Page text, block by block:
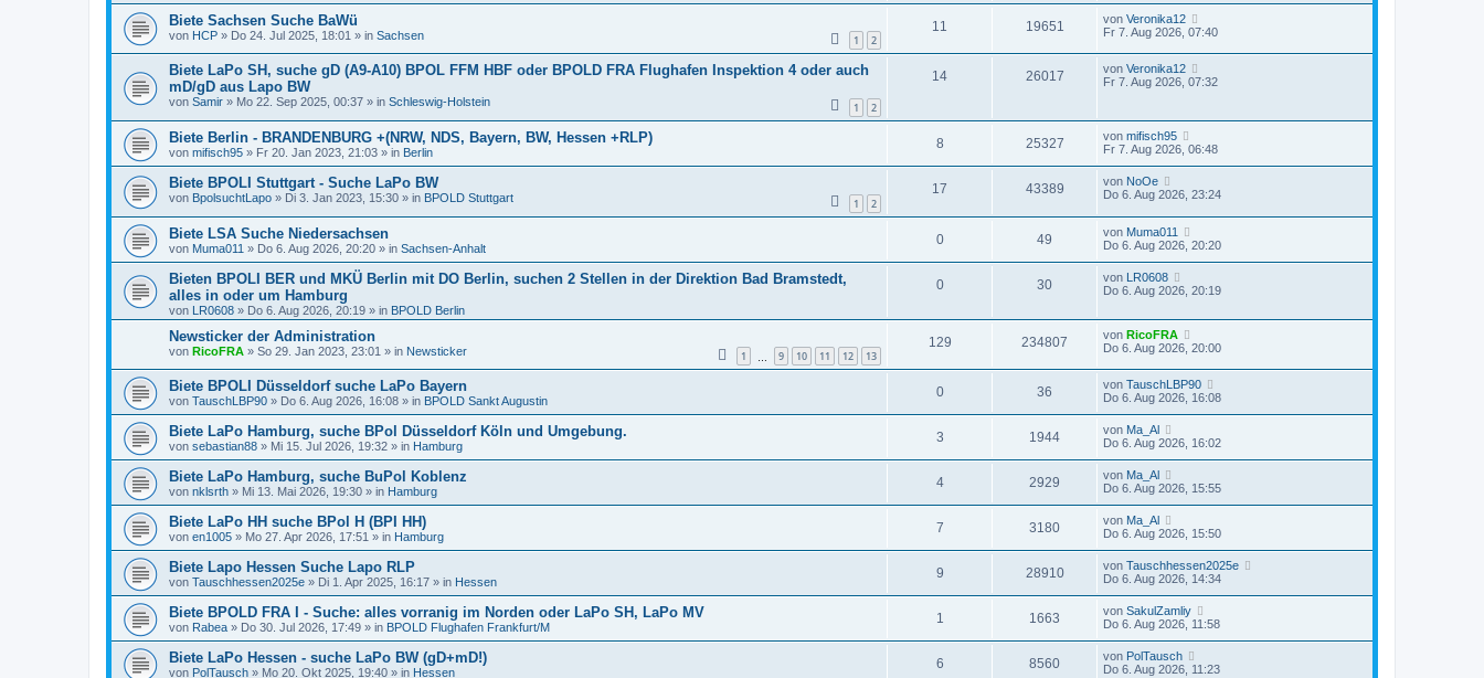
Biete Sachsen Suche BaWü
von HCP » Do 24. Jul 2025, 18:01 » in Sachsen 1 2
11 19651 von Veronika12
Fr 7. Aug 2026, 07:40
Biete LaPo SH, suche gD (A9-A10) BPOL FFM HBF oder BPOLD FRA Flughafen Inspektion 4 oder auch
mD/gD aus Lapo BW
von Samir » Mo 22. Sep 2025, 00:37 » in Schleswig-Holstein 1 2
14 26017 von Veronika12
Fr 7. Aug 2026, 07:32
Biete Berlin - BRANDENBURG +(NRW, NDS, Bayern, BW, Hessen +RLP)
von mifisch95 » Fr 20. Jan 2023, 21:03 » in Berlin
8 25327 von mifisch95
Fr 7. Aug 2026, 06:48
Biete BPOLI Stuttgart - Suche LaPo BW
von BpolsuchtLapo » Di 3. Jan 2023, 15:30 » in BPOLD Stuttgart 1 2
17 43389 von NoOe
Do 6. Aug 2026, 23:24
Biete LSA Suche Niedersachsen
von Muma011 » Do 6. Aug 2026, 20:20 » in Sachsen-Anhalt
0 49 von Muma011
Do 6. Aug 2026, 20:20
Bieten BPOLI BER und MKÜ Berlin mit DO Berlin, suchen 2 Stellen in der Direktion Bad Bramstedt,
alles in oder um Hamburg
von LR0608 » Do 6. Aug 2026, 20:19 » in BPOLD Berlin
0 30 von LR0608
Do 6. Aug 2026, 20:19
Newsticker der Administration
von RicoFRA » So 29. Jan 2023, 23:01 » in Newsticker 1 9 10 11 12 13
129 234807 von RicoFRA
Do 6. Aug 2026, 20:00
Biete BPOLI Düsseldorf suche LaPo Bayern
von TauschLBP90 » Do 6. Aug 2026, 16:08 » in BPOLD Sankt Augustin
0 36 von TauschLBP90
Do 6. Aug 2026, 16:08
Biete LaPo Hamburg, suche BPol Düsseldorf Köln und Umgebung.
von sebastian88 » Mi 15. Jul 2026, 19:32 » in Hamburg
3 1944 von Ma_Al
Do 6. Aug 2026, 16:02
Biete LaPo Hamburg, suche BuPol Koblenz
von nklsrth » Mi 13. Mai 2026, 19:30 » in Hamburg
4 2929 von Ma_Al
Do 6. Aug 2026, 15:55
Biete LaPo HH suche BPol H (BPI HH)
von en1005 » Mo 27. Apr 2026, 17:51 » in Hamburg
7 3180 von Ma_Al
Do 6. Aug 2026, 15:50
Biete Lapo Hessen Suche Lapo RLP
von Tauschhessen2025e » Di 1. Apr 2025, 16:17 » in Hessen
9 28910 von Tauschhessen2025e
Do 6. Aug 2026, 14:34
Biete BPOLD FRA I - Suche: alles vorranig im Norden oder LaPo SH, LaPo MV
von Rabea » Do 30. Jul 2026, 17:49 » in BPOLD Flughafen Frankfurt/M
1 1663 von SakulZamliy
Do 6. Aug 2026, 11:58
Biete LaPo Hessen - suche LaPo BW (gD+mD!)
von PolTausch » Mo 20. Okt 2025, 19:40 » in Hessen
6 8560 von PolTausch
Do 6. Aug 2026, 11:23